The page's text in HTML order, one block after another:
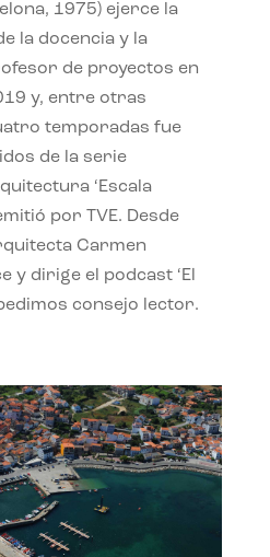
1975) ejerce la
la docencia y la
de proyectos en
y, entre otras
temporadas fue
de la serie
‘Escala
por TVE. Desde
Carmen
y dirige el podcast ‘El
consejo lector.